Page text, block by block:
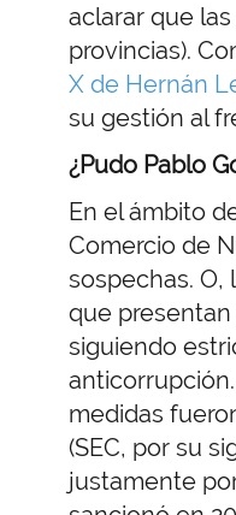
aclarar que
provincias).
X de Hernán
su gestión al
¿Pudo Pablo
En el ámbito
Comercio de
sospechas. O,
que
siguiendo
medidas
(SEC, por su
justamente